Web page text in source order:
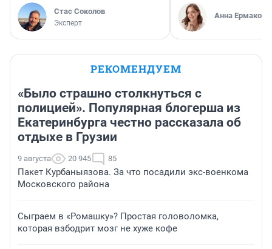
Стас Соколов
Эксперт
Анна Ермакова
РЕКОМЕНДУЕМ
«Было страшно столкнуться с
полицией». Популярная блогерша из
Екатеринбурга честно рассказала об
отдыхе в Грузии
9 августа 20 945 85
Пакет Курбаныязова. За что посадили экс-военкома
Московского района
Сыграем в «Ромашку»? Простая головоломка,
которая взбодрит мозг не хуже кофе